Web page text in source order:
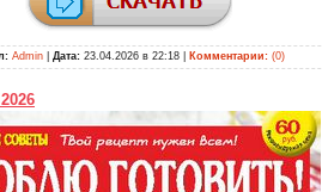
Admin Дата: 23.04.2026 в 22:18 Комментарии: (0)